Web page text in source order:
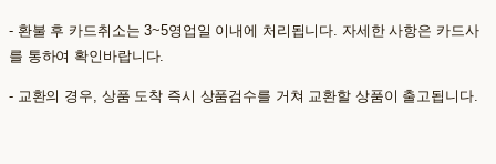
- 환불 후 카드취소는 3~5영업일 이내에 처리됩니다. 자세한 사항은 카드사
를 통하여 확인바랍니다.
- 교환의 경우, 상품 도착 즉시 상품검수를 거쳐 교환할 상품이 출고됩니다.